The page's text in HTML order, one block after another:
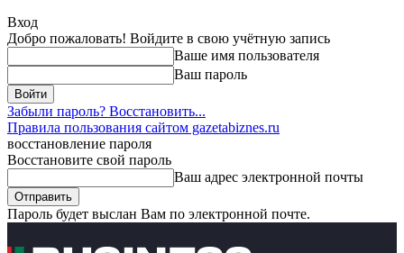
Вход
Добро пожаловать! Войдите в свою учётную запись
Ваше имя пользователя
Ваш пароль
Забыли пароль? Восстановить...
Правила пользования сайтом gazetabiznes.ru
восстановление пароля
Восстановите свой пароль
Ваш адрес электронной почты
Пароль будет выслан Вам по электронной почте.